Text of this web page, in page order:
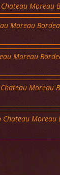
Moreau
Moreau
Moreau
Moreau
Moreau